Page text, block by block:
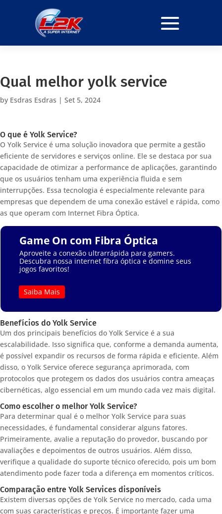
Qual melhor yolk service
by Esdras Esdras | Set 5, 2024
O que é Yolk Service?
O Yolk Service é uma solução inovadora que permite a gestão
eficiente de servidores e serviços online. Ele se destaca por sua
capacidade de otimizar a performance de aplicações, garantindo
que os usuários tenham uma experiência fluida e sem
interrupções. Essa tecnologia é especialmente relevante para
empresas que dependem de uma conexão estável e rápida, como
as que operam com Internet Fibra Óptica.
Game On com Fibra Óptica
Aproveite a conexão ultrarrápida para gamers.
Descubra nossa internet fibra óptica e domine seus
jogos favoritos!
Saiba Mais
Benefícios do Yolk Service
Um dos principais benefícios do Yolk Service é a sua
escalabilidade. Isso significa que, conforme a demanda aumenta,
é possível expandir os recursos de forma rápida e eficiente. Além
disso, o Yolk Service oferece segurança aprimorada, com
protocolos que protegem os dados dos usuários contra ameaças
cibernéticas, algo essencial em um mundo cada vez mais digital.
Como escolher o melhor Yolk Service?
Para determinar qual é o melhor Yolk Service para suas
necessidades, é fundamental considerar alguns fatores.
Primeiramente, avalie a reputação do provedor, buscando por
avaliações e depoimentos de outros usuários. Além disso,
verifique a qualidade do suporte técnico oferecido, pois um bom
atendimento pode fazer toda a diferença em momentos críticos.
Comparação entre Yolk Services disponíveis
Existem diversas opções de Yolk Service no mercado, cada uma
com suas características e preços. É importante fazer uma